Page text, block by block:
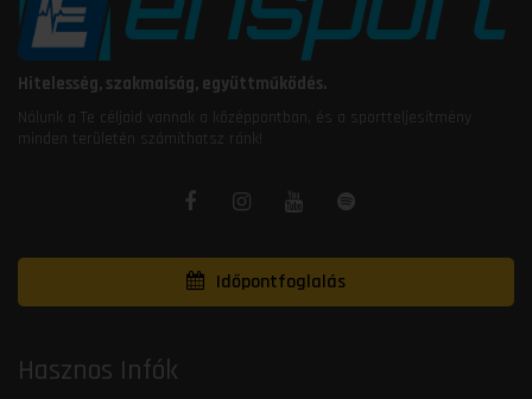
Hitelesség, szakmaiság, együttműködés.
Nálunk a Te céljaid vannak a középpontban, és a sportteljesítmény
minden területén számíthatsz ránk!
Időpontfoglalás
Hasznos Infók